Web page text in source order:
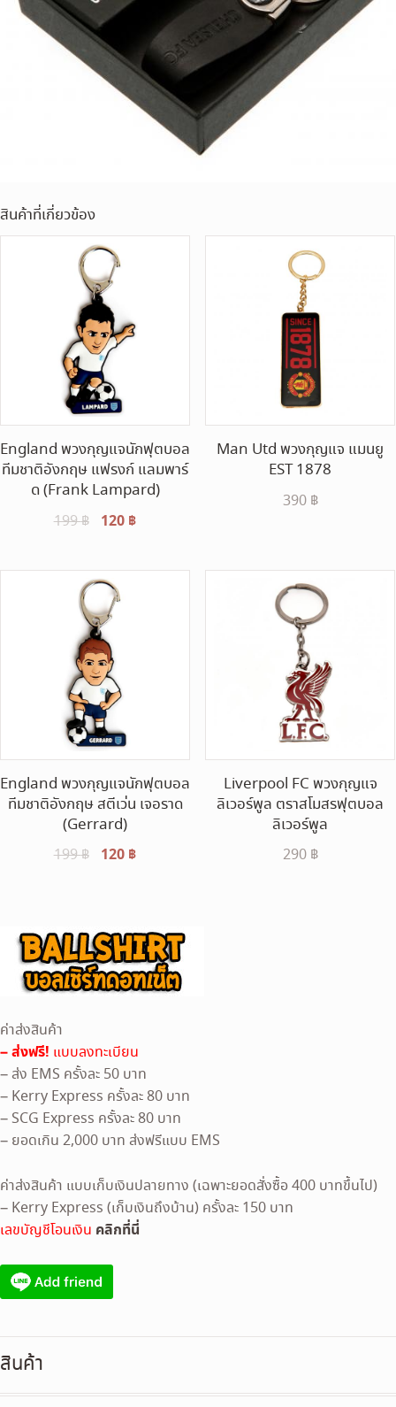
สินค้าที่เกี่ยวข้อง
England พวงกุญแจนักฟุตบอล
ทีมชาติอังกฤษ แฟรงก์ แลมพาร์
ด (Frank Lampard)
199฿
Original
was:
199 ฿.
120 ฿Current
is:
Man Utd พวงกุญแจ แมนยู
EST 1878
390 ฿
England พวงกุญแจนักฟุตบอล
ทีมชาติอังกฤษ สตีเว่น เจอราด
(Gerrard)
199฿
Original
120 ฿Current
Liverpool FC พวงกุญแจ
ลิเวอร์พูล ตราสโมสรฟุตบอล
ลิเวอร์พูล
290 ฿
ค่าส่งสินค้า
– ส่งฟรี! แบบลงทะเบียน
– ส่ง EMS ครั้งละ 50 บาท
– Kerry Express ครั้งละ 80 บาท
– SCG Express ครั้งละ 80 บาท
– ยอดเกิน 2,000 บาท ส่งฟรีแบบ EMS
ค่าส่งสินค้า แบบเก็บเงินปลายทาง (เฉพาะยอดสั่งซื้อ 400 บาทขึ้นไป)
– Kerry Express (เก็บเงินถึงบ้าน) ครั้งละ 150 บาท
เลขบัญชีโอนเงิน คลิกที่นี่
สินค้า